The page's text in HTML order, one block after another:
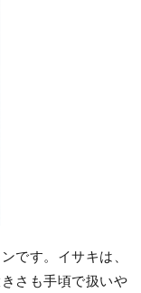
です。イサキは、
さも手頃で扱いや